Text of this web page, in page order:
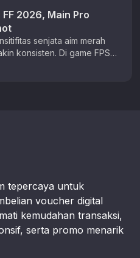
2026, Main Pro
senjata aim merah
konsisten. Di game FPS
tepercaya untuk
voucher digital
kemudahan transaksi,
serta promo menarik